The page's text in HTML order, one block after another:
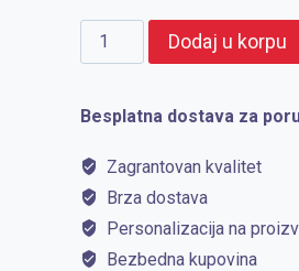
VENTURA
količina
Dodaj u korpu
Besplatna dostava za
Zagrantovan kvalitet
Brza dostava
Personalizacija na
Bezbedna kupovina